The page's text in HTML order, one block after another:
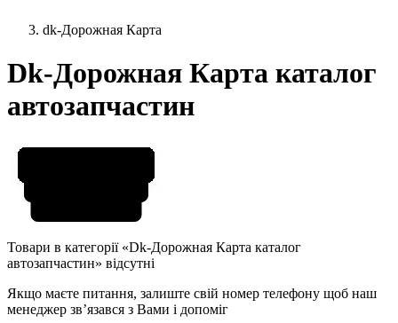
dk-Дорожная Карта
Dk-Дорожная Карта каталог
автозапчастин
Товари в категорії «Dk-Дорожная Карта каталог
автозапчастин» відсутні
Якщо маєте питання, залиште свій номер телефону щоб наш
менеджер звʼязався з Вами і допоміг